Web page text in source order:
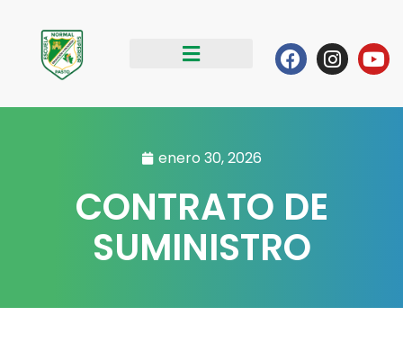
contenido
Facebook
enero 30, 2026
CONTRATO DE
SUMINISTRO